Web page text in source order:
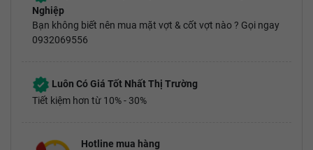
Nghiệp
Bạn không biết nên mua mặt vợt & cốt vợt nào ? Gọi ngay
0932069556
Luôn Có Giá Tốt Nhất Thị Trường
Tiết kiệm hơn từ 10% - 30%
Hotline mua hàng